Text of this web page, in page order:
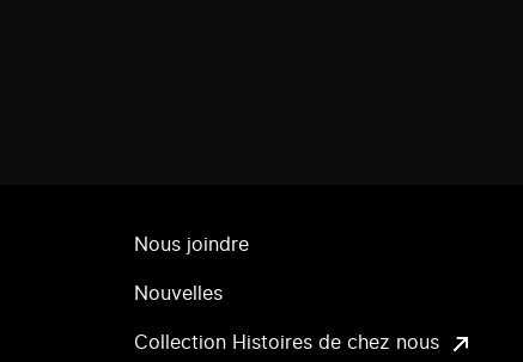
Nous joindre
Nouvelles
Collection Histoires de chez nous